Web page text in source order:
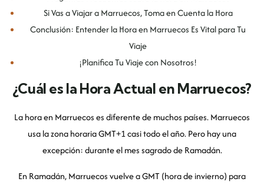
Si Vas a Viajar a Marruecos, Toma en Cuenta la Hora
Conclusión: Entender la Hora en Marruecos Es Vital para Tu
Viaje
¡Planifica Tu Viaje con Nosotros!
¿Cuál es la Hora Actual en Marruecos?
La hora en Marruecos es diferente de muchos países. Marruecos
usa la zona horaria GMT+1 casi todo el año. Pero hay una
excepción: durante el mes sagrado de Ramadán.
En Ramadán, Marruecos vuelve a GMT (hora de invierno) para